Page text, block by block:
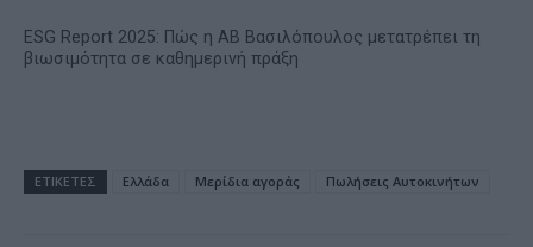
ESG Report 2025: Πώς η ΑΒ Βασιλόπουλος μετατρέπει τη
βιωσιμότητα σε καθημερινή πράξη
ΕΤΙΚΕΤΕΣ Ελλάδα Μερίδια αγοράς Πωλήσεις Αυτοκινήτων